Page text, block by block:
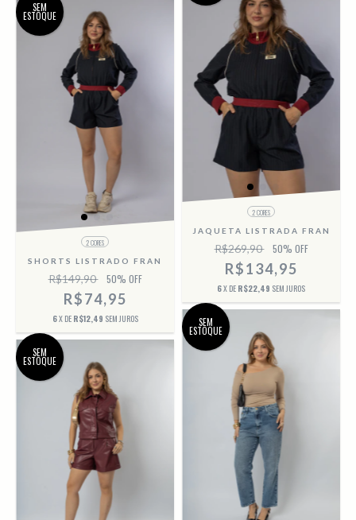
SEM
ESTOQUE
2 CORES
SHORTS LISTRADO FRAN
R$149,90 50% OFF
R$74,95
6X DE R$12,49 SEM JUROS
2 CORES
JAQUETA LISTRADA FRAN
R$269,90 50% OFF
R$134,95
6X DE R$22,49 SEM JUROS
SEM
ESTOQUE
SEM
ESTOQUE